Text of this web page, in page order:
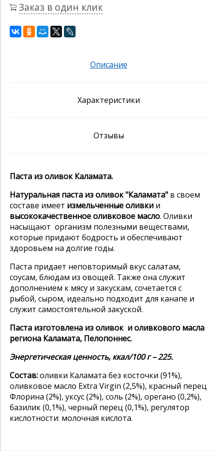
Заказ в один клик
Описание
Характеристики
Отзывы
Паста из оливок Каламата.
Натуральная паста из оливок "Каламата" в своем
составе имеет измельченные оливки и
высококачественное оливковое масло. Оливки
насыщают организм полезными веществами,
которые придают бодрость и обеспечивают
здоровьем на долгие годы.
Паста придает неповторимый вкус салатам,
соусам, блюдам из овощей. Также она служит
дополнением к мясу и закускам, сочетается с
рыбой, сыром, идеально подходит для канапе и
служит самостоятельной закуской.
Паста изготовлена из оливок и оливкового масла
региона Каламата, Пелопоннес.
Энергетическая ценность, ккал/100 г – 225.
Состав:оливки Каламата без косточки (91%),
оливковое масло Extra Virgin (2,5%), красный перец
Флорина (2%), уксус (2%), соль (2%), орегано (0,2%),
базилик (0,1%), черный перец (0,1%), регулятор
кислотности: молочная кислота.